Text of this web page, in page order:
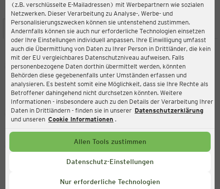
(z.B. verschlüsselte E-Mailadressen) mit Werbepartnern wie sozialen
Netzwerken. Dieser Verarbeitung zu Analyse-, Werbe- und
Personalisierungszwecken können sie untenstehend zustimmen.
Andernfalls können sie auch nur erforderliche Technologien einsetzen
oder Ihre Einstellungen individuell anpassen. Ihre Einwilligung umfasst
auch die Übermittlung von Daten zu Ihrer Person in Drittländer, die kein
mit der EU vergleichbares Datenschutzniveau aufweisen. Falls
personenbezogene Daten dorthin übermittelt werden, könnten
Behörden diese gegebenenfalls unter Umständen erfassen und
analysieren. Es besteht somit eine Möglichkeit, dass sie Ihre Rechte als
Betroffener dahingehend nicht durchsetzen könnten. Weitere
Informationen - insbesondere auch zu den Details der Verarbeitung Ihrer
Daten in Drittländern - finden sie in unserer Datenschutzerklärung
und unseren Cookie Informationen .
Allen Tools zustimmen
Datenschutz-Einstellungen
Nur erforderliche Technologien
4,4
Bewertung:
STANDORT SERVICES SORTIMENT AKTIONEN
Ernsting's family
Kölner Str. 227, 57290 Neunkirchen
Aktuell:
Geschlossen
Service Hotline
+49 (0) 2546 / 98 999 98